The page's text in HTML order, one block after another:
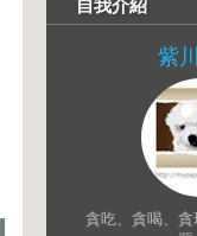
自我介紹
紫
貪吃、貪喝、